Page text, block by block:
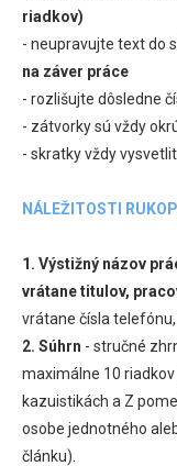
riadkov)
- neupravujte text do
na záver práce
- rozlišujte dôsledne
- zátvorky sú vždy
- skratky vždy
NÁLEŽITOSTI
1. Výstižný názov
vrátane titulov,
vrátane čísla
2. Súhrn - stručné
maximálne 10
kazuistikách a Z
osobe jednotného
článku).